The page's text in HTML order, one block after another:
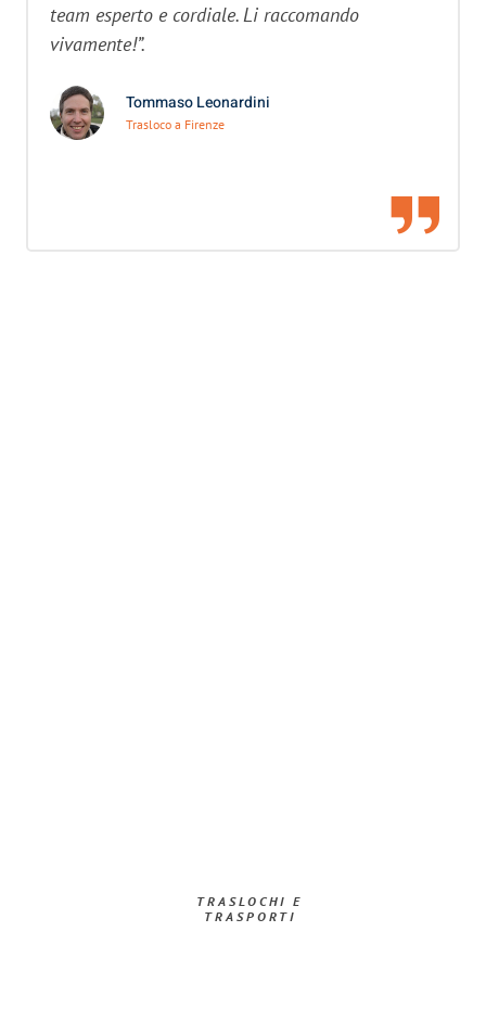
team esperto e cordiale. Li raccomando
vivamente!”.
Tommaso Leonardini
Trasloco a Firenze
TRASLOCHI E
TRASPORTI​